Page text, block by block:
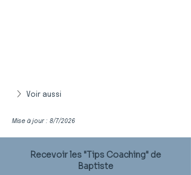
Voir aussi
Mise à jour : 8/7/2026
Recevoir les "Tips Coaching" de
Baptiste